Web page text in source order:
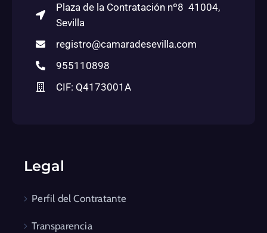
Plaza de la Contratación nº8 41004,
Sevilla
registro@camaradesevilla.com
955110898
CIF: Q4173001A
Legal
Perfil del Contratante
Transparencia